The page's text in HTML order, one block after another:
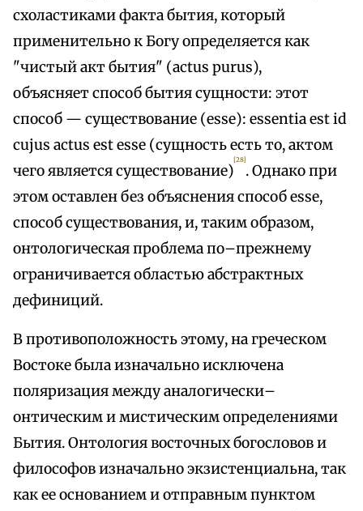
схоластиками факта бытия, который
применительно к Богу определяется как
"чистый акт бытия" (actus purus),
объясняет способ бытия сущности: этот
способ — существование (esse): essentia est id
cujus actus est esse (сущность есть то, актом
чего является существование)
[28]
. Однако при
этом оставлен без объяснения способ esse,
способ существования, и, таким образом,
онтологическая проблема по–прежнему
ограничивается областью абстрактных
дефиниций.
В противоположность этому, на греческом
Востоке была изначально исключена
поляризация между аналогически–
онтическим и мистическим определениями
Бытия. Онтология восточных богословов и
философов изначально экзистенциальна, так
как ее основанием и отправным пунктом